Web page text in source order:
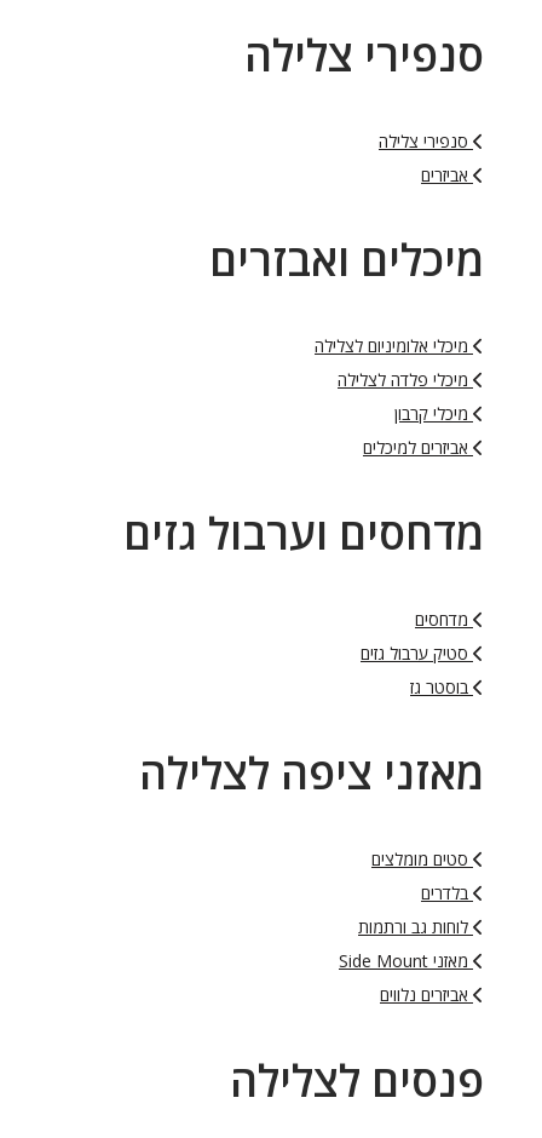
סנפירי צלילה
סנפירי צלילה
אביזרים
מיכלים ואבזרים
מיכלי אלומיניום לצלילה
מיכלי פלדה לצלילה
מיכלי קרבון
אביזרים למיכלים
מדחסים וערבול גזים
מדחסים
סטיק ערבול גזים
בוסטר גז
מאזני ציפה לצלילה
סטים מומלצים
בלדרים
לוחות גב ורתמות
מאזני Side Mount
אביזרים נלווים
פנסים לצלילה